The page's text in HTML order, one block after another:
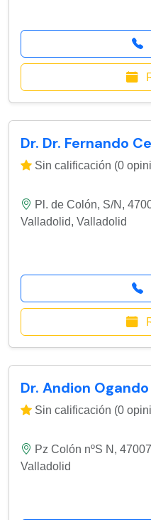
Dr. Dr. Fernando
Sin calificación (0
Pl. de Colón, S/N,
Valladolid, Valladolid
Dr. Andion
Sin calificación (0
Pz Colón nºS N,
Valladolid